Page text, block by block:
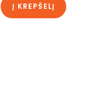
Į KREPŠELĮ